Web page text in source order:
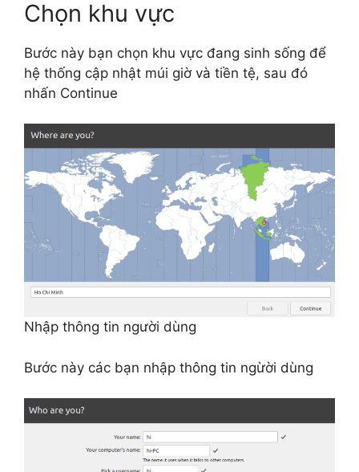
Chọn khu vực
Bước này bạn chọn khu vực đang sinh sống để
hệ thống cập nhật múi giờ và tiền tệ, sau đó
nhấn Continue
Nhập thông tin người dùng
Bước này các bạn nhập thông tin ngừời dùng